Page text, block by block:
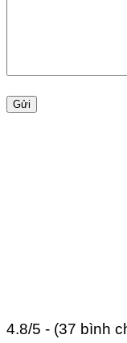
4.8/5 - (37 bình